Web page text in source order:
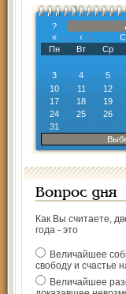
?
«
‹
Пн
Вт Ср
3
4 5
10
11 12
17
18 19
24
25 26
31
Вопрос дня
Как Вы считаете,
года - это
Величайшее
свободу и счастье
Величайшее